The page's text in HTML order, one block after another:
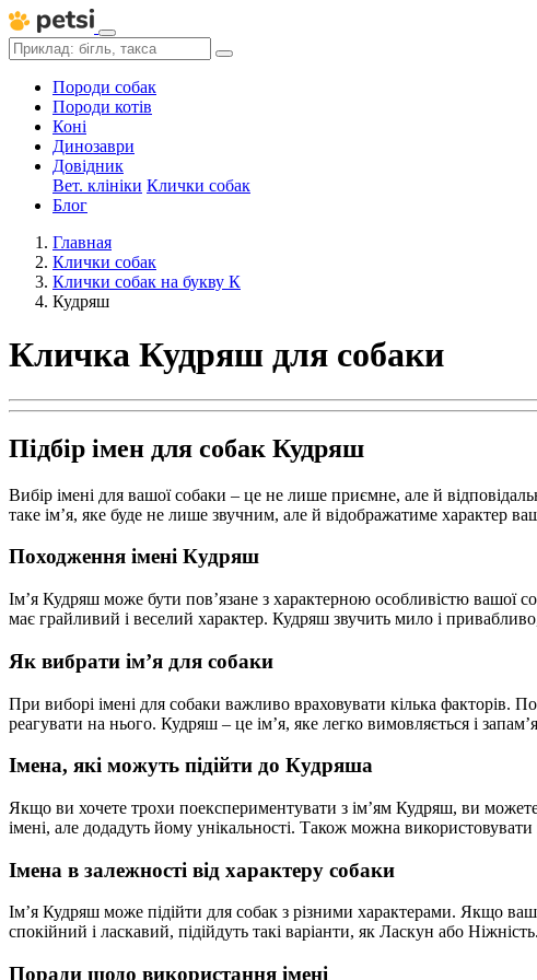
Породи собак
Породи котів
Коні
Динозаври
Довідник
Вет. клініки Клички собак
Блог
Главная
Клички собак
Клички собак на букву К
Кудряш
Кличка Кудряш для собаки
Підбір імен для собак Кудряш
Вибір імені для вашої собаки – це не лише приємне, але й
таке ім’я, яке буде не лише звучним, але й відображатиме характер
Походження імені Кудряш
Ім’я Кудряш може бути пов’язане з характерною особливістю вашої
має грайливий і веселий характер. Кудряш звучить мило і
Як вибрати ім’я для собаки
При виборі імені для собаки важливо враховувати кілька факторів.
реагувати на нього. Кудряш – це ім’я, яке легко вимовляється і
Імена, які можуть підійти до Кудряша
Якщо ви хочете трохи поекспериментувати з ім’ям Кудряш, ви можете
імені, але додадуть йому унікальності. Також можна
Імена в залежності від характеру собаки
Ім’я Кудряш може підійти для собак з різними характерами. Якщо
спокійний і ласкавий, підійдуть такі варіанти, як Ласкун або
Поради щодо використання імені